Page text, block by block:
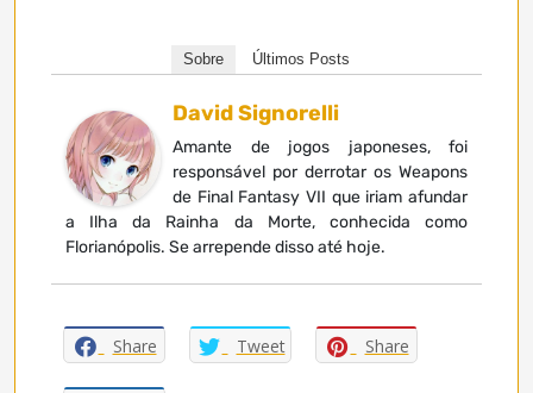
Sobre Últimos Posts
David Signorelli
Amante de jogos japoneses, foi
responsável por derrotar os Weapons
de Final Fantasy VII que iriam afundar
a Ilha da Rainha da Morte, conhecida como
Florianópolis. Se arrepende disso até hoje.
Share Tweet Share